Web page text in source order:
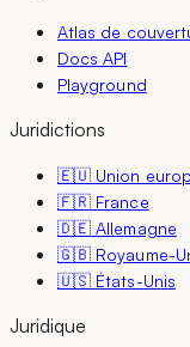
Atlas de
Docs API
Playground
Juridictions
🇪🇺 Union
🇫🇷 France
🇩🇪 Allemagne
🇬🇧 Royaume-
🇺🇸 États-Unis
Juridique